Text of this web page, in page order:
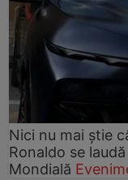
Nici nu mai știe
Ronaldo se
Mondială